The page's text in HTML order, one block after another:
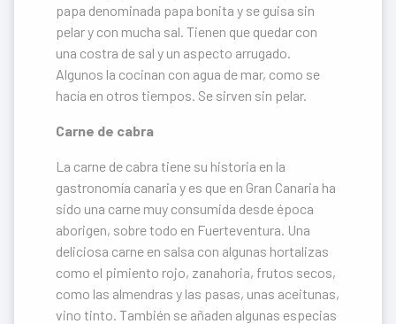
papa denominada papa bonita y se guisa sin
pelar y con mucha sal. Tienen que quedar con
una costra de sal y un aspecto arrugado.
Algunos la cocinan con agua de mar, como se
hacía en otros tiempos. Se sirven sin pelar.
Carne de cabra
La carne de cabra tiene su historia en la
gastronomía canaria y es que en Gran Canaria ha
sido una carne muy consumida desde época
aborigen, sobre todo en Fuerteventura. Una
deliciosa carne en salsa con algunas hortalizas
como el pimiento rojo, zanahoria, frutos secos,
como las almendras y las pasas, unas aceitunas,
vino tinto. También se añaden algunas especias